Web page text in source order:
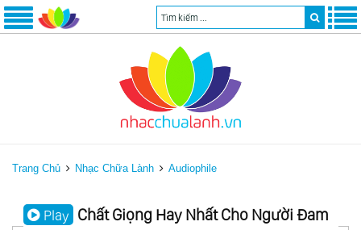
Trang Chủ Nhạc Chữa Lành Audiophile
Play Chất Giọng Hay Nhất Cho Người Đam